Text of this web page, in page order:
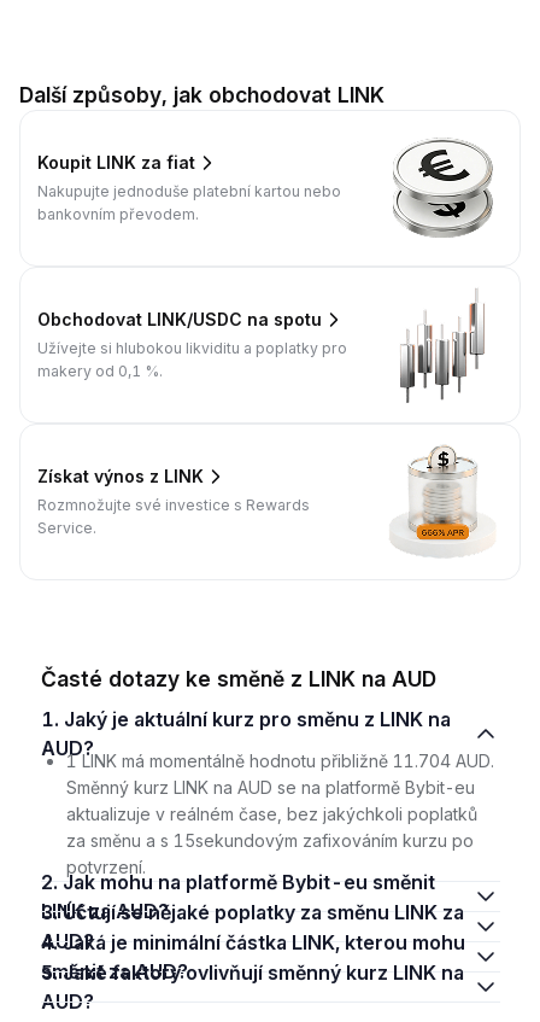
Další způsoby, jak obchodovat LINK
Koupit LINK za fiat
Nakupujte jednoduše platební kartou nebo
bankovním převodem.
Obchodovat LINK/USDC na spotu
Užívejte si hlubokou likviditu a poplatky pro
makery od 0,1 %.
Získat výnos z LINK
Rozmnožujte své investice s Rewards
Service.
Časté dotazy ke směně z LINK na AUD
1. Jaký je aktuální kurz pro směnu z LINK na
AUD?
1 LINK má momentálně hodnotu přibližně 11.704 AUD.
Směnný kurz LINK na AUD se na platformě Bybit-eu
aktualizuje v reálném čase, bez jakýchkoli poplatků
za směnu a s 15sekundovým zafixováním kurzu po
potvrzení.
2. Jak mohu na platformě Bybit-eu směnit
LINK za AUD?
3. Účtují se nějaké poplatky za směnu LINK za
AUD?
4. Jaká je minimální částka LINK, kterou mohu
směnit za AUD?
5. Jaké faktory ovlivňují směnný kurz LINK na
AUD?